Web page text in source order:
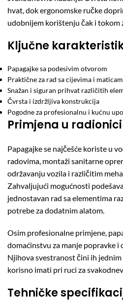
hvat, dok ergonomske ručke
udobnijem korištenju čak i tokom
Ključne
Papagajke sa podesivim otvorom
Praktične za rad sa cijevima i
Snažan i siguran prihvat različitih
Čvrsta i izdržljiva konstrukcija
Pogodne za profesionalnu i kućnu
Primjena u
Papagajke se najčešće koriste u
radovima, montaži sanitarne
održavanju vozila i različitim
Zahvaljujući mogućnosti
jednostavan rad sa elementima
potrebe za dodatnim alatom.
Osim profesionalne primjene,
domaćinstvu za manje popravke i
Njihova svestranost čini ih
korisno imati pri ruci za
Tehničke